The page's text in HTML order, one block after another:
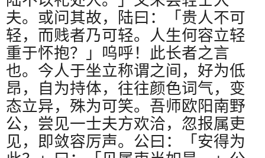
夫。或问其故，陆曰：「贵人不可
轻，而贱者乃可轻。人生何容立轻
重于怀抱？」呜呼！此长者之言
也。今人于坐立称谓之间，好为低
昂，自为持体，往往颜色词气，变
态立异，殊为可笑。吾师欧阳南野
公，尝见一士夫方欢洽，忽报属吏
见，即敛容厉声。公曰：「安得为